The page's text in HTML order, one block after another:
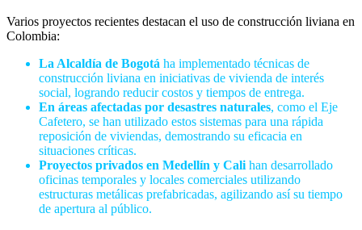
Varios proyectos recientes destacan el uso de construcción liviana en
Colombia:
La Alcaldía de Bogotá ha implementado técnicas de
construcción liviana en iniciativas de vivienda de interés
social, logrando reducir costos y tiempos de entrega.
En áreas afectadas por desastres naturales, como el Eje
Cafetero, se han utilizado estos sistemas para una rápida
reposición de viviendas, demostrando su eficacia en
situaciones críticas.
Proyectos privados en Medellín y Cali han desarrollado
oficinas temporales y locales comerciales utilizando
estructuras metálicas prefabricadas, agilizando así su tiempo
de apertura al público.